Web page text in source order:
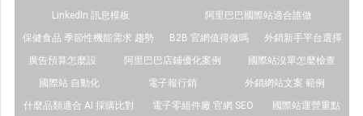
LinkedIn 訊息模板
阿里巴巴國際站適合誰做
保健食品 季節性機能需求 趨勢
B2B 官網值得做嗎
外銷新手平台選擇
廣告預算怎麼設
阿里巴巴店鋪優化案例
國際站沒單怎麼檢查
國際站 自動化
電子報行銷
外銷網站文案 範例
什麼品類適合 AI 採購比對
電子零組件廠 官網 SEO
國際站運營重點